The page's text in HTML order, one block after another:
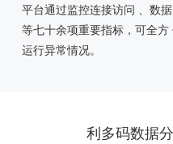
平台通过监控连接访问 、数
等七十余项重要指标，可全
运行异常情况。
利多码数据